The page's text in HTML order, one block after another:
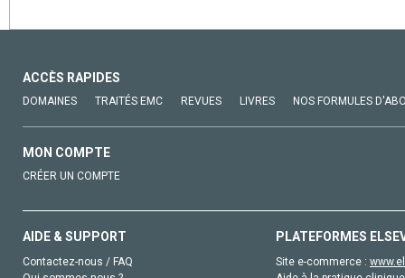
ACCÈS RAPIDES
DOMAINES TRAITÉS EMC REVUES LIVRES NOS FORMULES
MON COMPTE
CRÉER UN COMPTE
AIDE & SUPPORT
Contactez-nous / FAQ
PLATEFORMES
Site e-commerce :